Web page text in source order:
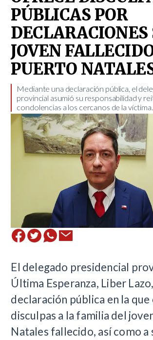
PÚBLICAS POR
DECLARACIONES
JOVEN
PUERTO
Mediante una declaración pública, el
provincial asumió su responsabilidad y
condolencias a los cercanos de la víctima.
El delegado presidencial
Última Esperanza, Liber
declaración pública en la
disculpas a la familia del
Natales fallecido, así como a